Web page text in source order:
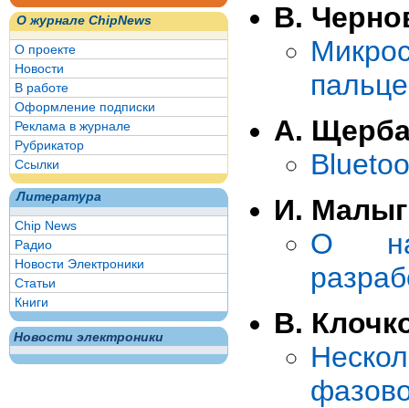
О журнале ChipNews
О проекте
Новости
В работе
Оформление подписки
Реклама в журнале
Рубрикатор
Ссылки
Литература
Chip News
Радио
Новости Электроники
Статьи
Книги
Новости электроники
В.
А.
И.
О
В.